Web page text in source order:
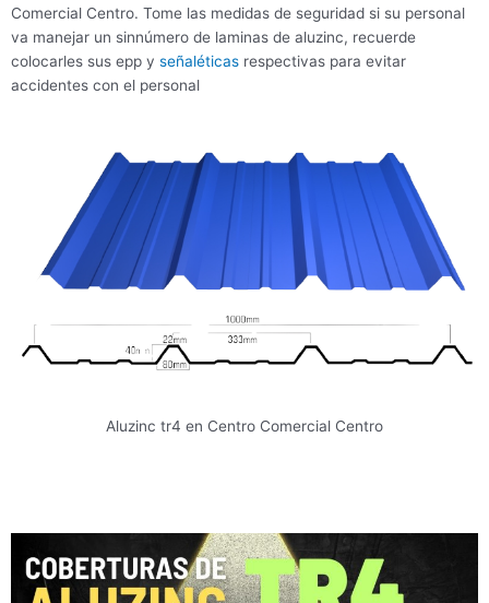
Comercial Centro. Tome las medidas de seguridad si su personal
va manejar un sinnúmero de laminas de aluzinc, recuerde
colocarles sus epp y señaléticas respectivas para evitar
accidentes con el personal
Aluzinc tr4 en Centro Comercial Centro